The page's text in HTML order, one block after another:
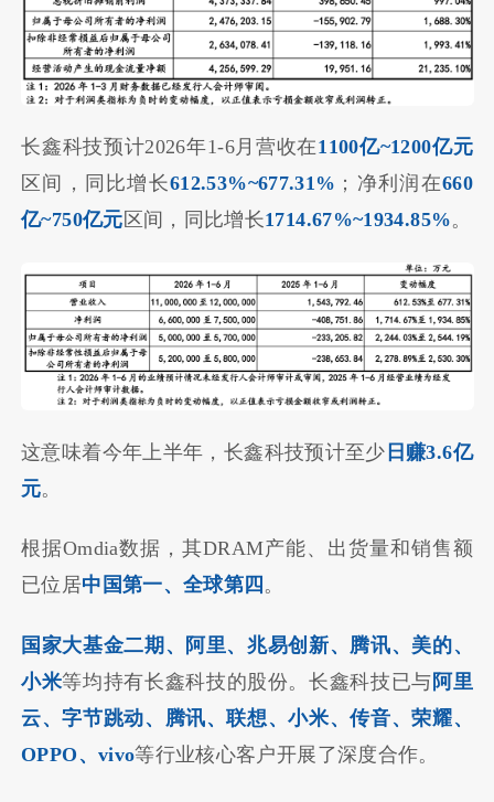
长鑫科技预计2026年1-6月营收在1100亿~1200亿元
区间，同比增长612.53%~677.31% ；净利润在660
亿~750亿元 区间，同比增长1714.67%~1934.85%。
这意味着今年上半年，长鑫科技预计至少 日赚3.6亿
元。
根据Omdia数据，其DRAM产能、出货量和销售额
已位居中国第一、全球第四 。
国家大基金二期、阿里、兆易创新、腾讯、美的、
小米等均持有长鑫科技的股份。长鑫科技已与 阿里
云、字节跳动、腾讯、联想、小米、传音、荣耀、
OPPO、vivo等行业核心客户开展了深度合作。